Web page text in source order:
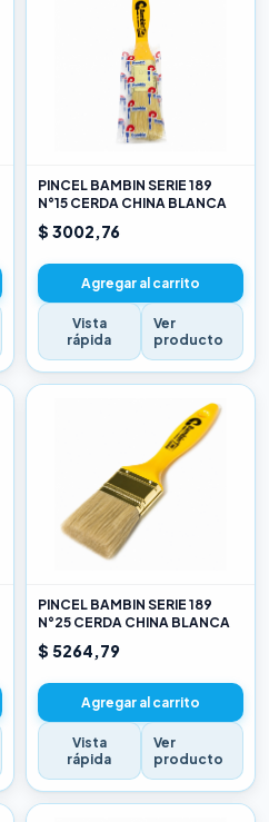
PINCEL BAMBIN SERIE 189
N°15 CERDA CHINA BLANCA
$ 3002,76
Agregar al carrito
Vista
rápida
Ver
producto
PINCEL BAMBIN SERIE 189
N°25 CERDA CHINA BLANCA
$ 5264,79
Agregar al carrito
Vista
rápida
Ver
producto